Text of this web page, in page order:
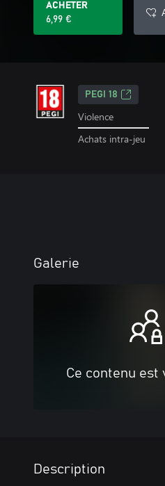
ACHETER
6,99 €
PEGI 18
Violence
Achats intra-jeu
Galerie
Ce contenu
Description